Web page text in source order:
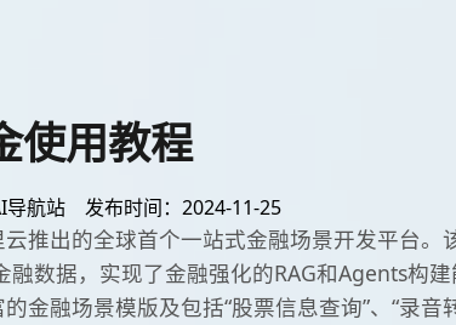
使用教程
导航站 发布时间：2024-11-25
推出的全球首个一站式金融场景开发平台。
融数据，实现了金融强化的RAG和Agents构
金融场景模版及包括“股票信息查询”、“录音